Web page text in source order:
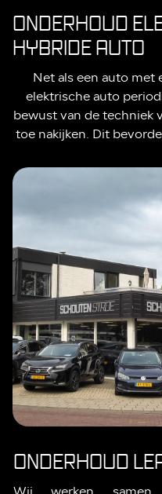
ONDERHOUD
HYBRIDE AUTO
Net als een auto
elektrische auto
bewust van de techniek
toe nakijken. Dit
ONDERHOUD